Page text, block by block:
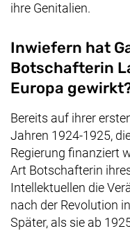
ihre Genitalien.
Inwiefern hat
Botschafterin
Europa
Bereits auf ihrer
Jahren 1924-1925,
Regierung finanziert
Art Botschafterin
Intellektuellen die
nach der Revolution
Später, als sie ab